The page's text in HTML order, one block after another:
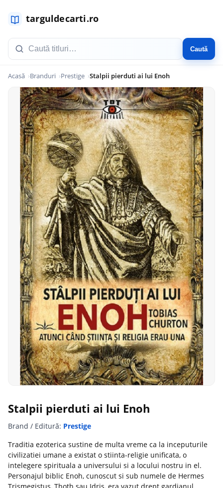
Caută
Acasă Branduri Prestige Stalpii pierduti ai lui Enoh
Stalpii pierduti ai lui Enoh
Brand / Editură: Prestige
Traditia ezoterica sustine de multa vreme ca la inceputurile
civilizatiei umane a existat o stiinta-religie unificata, o
intelegere spirituala a universului si a locului nostru in el.
Personajul biblic Enoh, cunoscut si sub numele de Hermes